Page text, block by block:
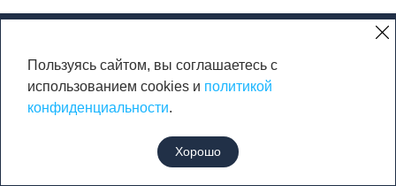
Пользуясь сайтом, вы соглашаетесь с
использованием cookies и политикой
конфиденциальности.
Хорошо